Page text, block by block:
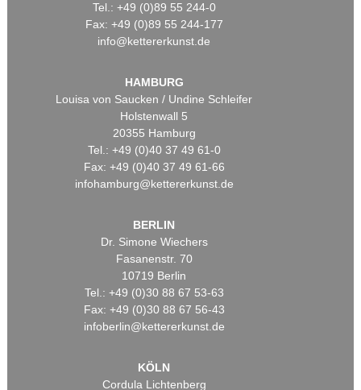
Tel.: +49 (0)89 55 244-0
Fax: +49 (0)89 55 244-177
info@kettererkunst.de
HAMBURG
Louisa von Saucken / Undine Schleifer
Holstenwall 5
20355 Hamburg
Tel.: +49 (0)40 37 49 61-0
Fax: +49 (0)40 37 49 61-66
infohamburg@kettererkunst.de
BERLIN
Dr. Simone Wiechers
Fasanenstr. 70
10719 Berlin
Tel.: +49 (0)30 88 67 53-63
Fax: +49 (0)30 88 67 56-43
infoberlin@kettererkunst.de
KÖLN
Cordula Lichtenberg